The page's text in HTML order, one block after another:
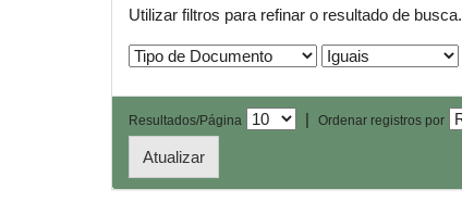
Utilizar filtros para refinar o resultado de busca.
Resultados/Página | Ordenar registros por